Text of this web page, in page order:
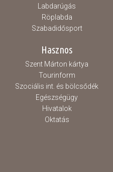
Labdarúgás
Röplabda
Szabadidősport
Hasznos
Szent Márton kártya
Tourinform
Szociális int. és bölcsődék
Egészségügy
Hivatalok
Oktatás